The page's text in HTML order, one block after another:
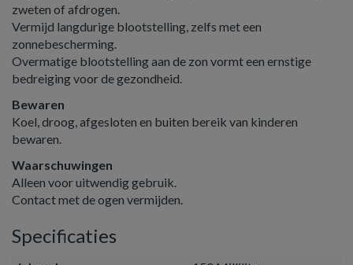
zweten of afdrogen.
Vermijd langdurige blootstelling, zelfs met een
zonnebescherming.
Overmatige blootstelling aan de zon vormt een ernstige
bedreiging voor de gezondheid.
Bewaren
Koel, droog, afgesloten en buiten bereik van kinderen
bewaren.
Waarschuwingen
Alleen voor uitwendig gebruik.
Contact met de ogen vermijden.
Specificaties